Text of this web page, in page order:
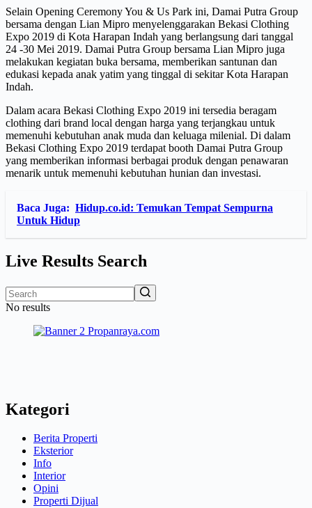
Selain Opening Ceremony You & Us Park ini, Damai Putra Group
bersama dengan Lian Mipro menyelenggarakan Bekasi Clothing
Expo 2019 di Kota Harapan Indah yang berlangsung dari tanggal
24 -30 Mei 2019. Damai Putra Group bersama Lian Mipro juga
melakukan kegiatan buka bersama, memberikan santunan dan
edukasi kepada anak yatim yang tinggal di sekitar Kota Harapan
Indah.
Dalam acara Bekasi Clothing Expo 2019 ini tersedia beragam
clothing dari brand local dengan harga yang terjangkau untuk
memenuhi kebutuhan anak muda dan keluaga milenial. Di dalam
Bekasi Clothing Expo 2019 terdapat booth Damai Putra Group
yang memberikan informasi berbagai produk dengan penawaran
menarik untuk memenuhi kebutuhan hunian dan investasi.
Baca Juga: Hidup.co.id: Temukan Tempat Sempurna
Untuk Hidup
Live Results Search
No results
Kategori
Berita Properti
Eksterior
Info
Interior
Opini
Properti Dijual